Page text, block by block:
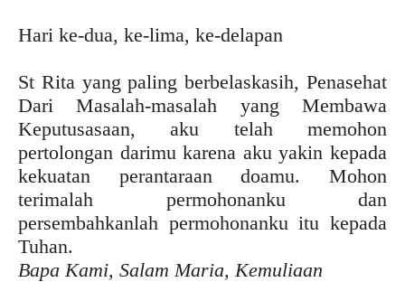
Hari ke-dua, ke-lima, ke-delapan
St Rita yang paling berbelaskasih, Penasehat
Dari Masalah-masalah yang Membawa
Keputusasaan, aku telah memohon
pertolongan darimu karena aku yakin kepada
kekuatan perantaraan doamu. Mohon
terimalah permohonanku dan
persembahkanlah permohonanku itu kepada
Tuhan.
Bapa Kami, Salam Maria, Kemuliaan